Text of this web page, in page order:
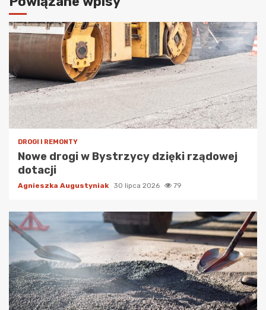
DROGI I REMONTY
Nowe drogi w Bystrzycy dzięki rządowej
dotacji
Agnieszka Augustyniak 30 lipca 2026 79